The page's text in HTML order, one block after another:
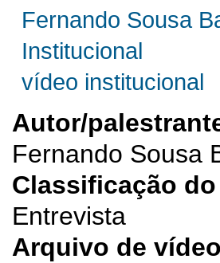
Fernando Sousa
Institucional
vídeo institucional
Autor/
Fernando Sousa
Classificação
Entrevista
Arquivo de